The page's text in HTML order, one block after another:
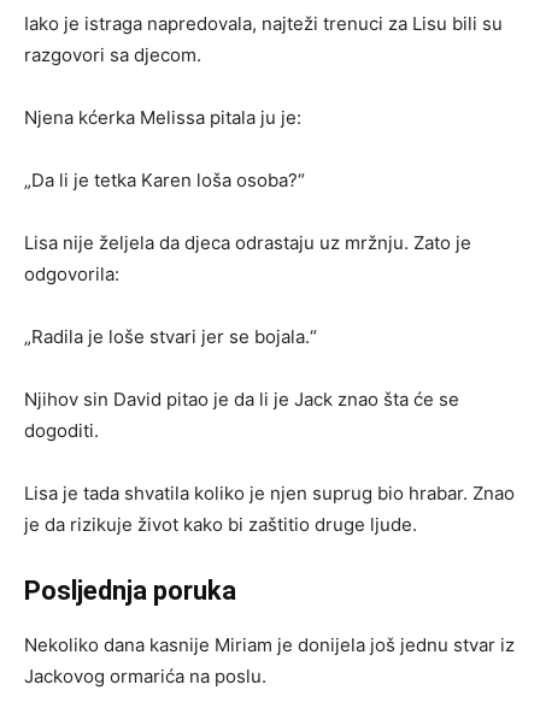
Iako je istraga napredovala, najteži trenuci za Lisu bili su
razgovori sa djecom.
Njena kćerka Melissa pitala ju je:
„Da li je tetka Karen loša osoba?“
Lisa nije željela da djeca odrastaju uz mržnju. Zato je
odgovorila:
„Radila je loše stvari jer se bojala.“
Njihov sin David pitao je da li je Jack znao šta će se
dogoditi.
Lisa je tada shvatila koliko je njen suprug bio hrabar. Znao
je da rizikuje život kako bi zaštitio druge ljude.
Posljednja poruka
Nekoliko dana kasnije Miriam je donijela još jednu stvar iz
Jackovog ormarića na poslu.